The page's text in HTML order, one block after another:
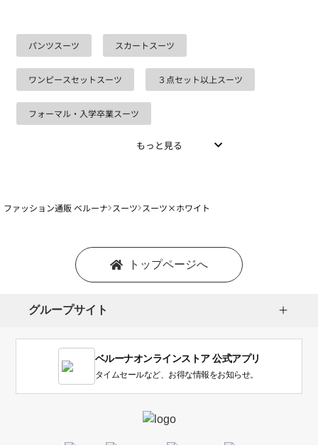
パンツスーツ スカートスーツ
ワンピースセットスーツ ３点セット以上スーツ
フォーマル・入学卒業スーツ
もっと見る
ファッション通販 ベルーナ スーツ スーツ×ホワイト
トップページへ
グループサイト
ベルーナオンラインストア 公式アプリ
タイムセールなど、お得な情報をお知らせ。